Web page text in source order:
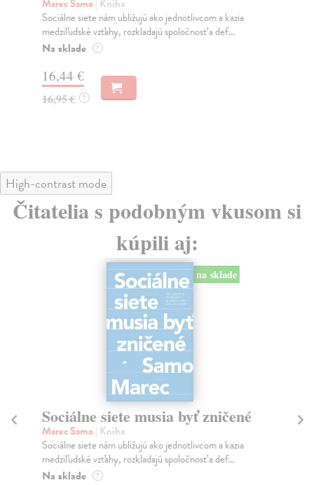
Marec Samo| Kniha
Sociálne siete nám ubližujú ako jednotlivcom a kazia
medziľudské vzťahy, rozkladajú spoločnosť a def...
Na sklade ?
16,44 €
16,95 € ?
High-contrast mode
Čitatelia s podobným vkusom si
kúpili aj:
na sklade
Sociálne siete musia byť zničené
Marec Samo| Kniha
Sociálne siete nám ubližujú ako jednotlivcom a kazia
medziľudské vzťahy, rozkladajú spoločnosť a def...
Na sklade ?